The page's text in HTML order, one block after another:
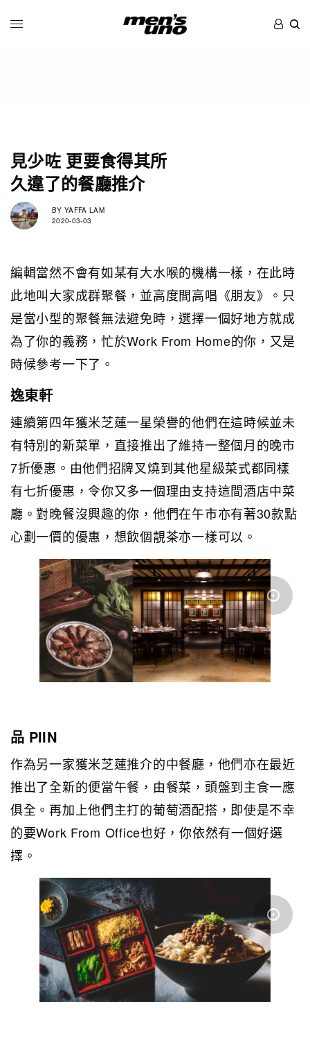
見少咗 更要食得其所
久違了的餐廳推介
BY YAFFA LAM
2020-03-03
編輯當然不會有如某有大水喉的機構一樣，在此時
此地叫大家成群聚餐，並高度間高唱《朋友》。只
是當小型的聚餐無法避免時，選擇一個好地方就成
為了你的義務，忙於Work From Home的你，又是
時候參考一下了。
逸東軒
連續第四年獲米芝蓮一星榮譽的他們在這時候並未
有特別的新菜單，直接推出了維持一整個月的晚市
7折優惠。由他們招牌叉燒到其他星級菜式都同樣
有七折優惠，令你又多一個理由支持這間酒店中菜
廳。對晚餐沒興趣的你，他們在午市亦有著30款點
心劃一價的優惠，想飲個靚茶亦一樣可以。
品 PIIN
作為另一家獲米芝蓮推介的中餐廳，他們亦在最近
推出了全新的便當午餐，由餐菜，頭盤到主食一應
俱全。再加上他們主打的葡萄酒配搭，即使是不幸
的要Work From Office也好，你依然有一個好選
擇。